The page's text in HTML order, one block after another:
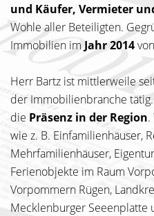
und Käufer, Vermieter
Wohle aller Beteiligten.
Immobilien im Jahr 2014
Herr Bartz ist mittlerweile
der Immobilienbranche
die Präsenz in der Region
wie z. B. Einfamilienhäuser,
Mehrfamilienhäuser,
Ferienobjekte im Raum
Vorpommern Rügen,
Mecklenburger Seeenplatte